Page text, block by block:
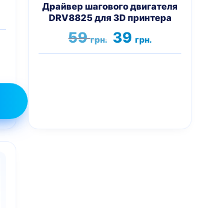
Драйвер шагового двигателя
DRV8825 для 3D принтера
59грн. Первоначальная
цена
составляла
39 грн.
цена:
39 грн..